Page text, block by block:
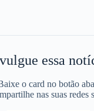
essa
o card no botão
nas suas redes